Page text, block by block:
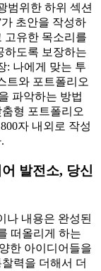
범위한 하위 섹션
초안을 작성하
고유한 목소리를
하도록 보장하는
: 나에게 맞는 투
트와 포트폴리오
파악하는 방법
형 포트폴리오
자 내외로 작성
발전소, 당신
나 내용은 완성된
떠올리게 하는
한 아이디어들을
력을 더해서 더